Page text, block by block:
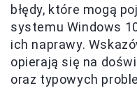
błędy, które mogą
systemu Windows
ich naprawy.
opierają się na
oraz typowych